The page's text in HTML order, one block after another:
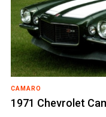
CAMARO
1971 Chevrolet